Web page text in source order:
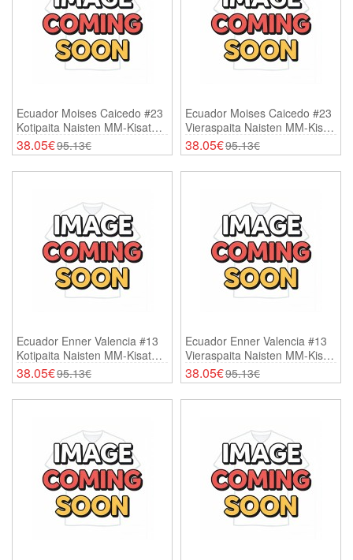
Ecuador Moises Caicedo #23
Kotipaita Naisten MM-Kisat
2026 Lyhythihainen
38.05€95.13€
Ecuador Moises Caicedo #23
Vieraspaita Naisten MM-Kisat
2026 Lyhythihainen
38.05€95.13€
Ecuador Enner Valencia #13
Kotipaita Naisten MM-Kisat
2026 Lyhythihainen
38.05€95.13€
Ecuador Enner Valencia #13
Vieraspaita Naisten MM-Kisat
2026 Lyhythihainen
38.05€95.13€